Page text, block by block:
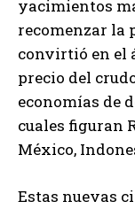
yacimientos
recomenzar la
convirtió en el
precio del
economías de
cuales figuran
México,
Estas nuevas